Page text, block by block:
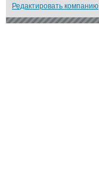
Редактировать компанию